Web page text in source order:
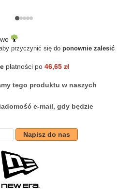
przyczynić się do ponownie zalesić
płatności po 46,65 zł
tego produktu w naszych
e-mail, gdy będzie
Napisz do nas